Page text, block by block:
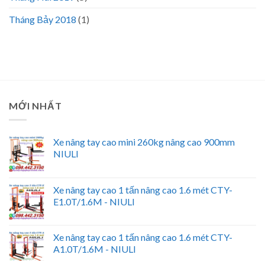
Tháng Bảy 2018 (1)
MỚI NHẤT
Xe nâng tay cao mini 260kg nâng cao 900mm
NIULI
Xe nâng tay cao 1 tấn nâng cao 1.6 mét CTY-
E1.0T/1.6M - NIULI
Xe nâng tay cao 1 tấn nâng cao 1.6 mét CTY-
A1.0T/1.6M - NIULI